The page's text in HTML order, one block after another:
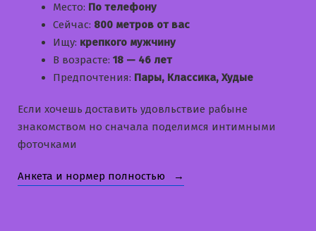
Место: По телефону
Сейчас: 800 метров от вас
Ищу: крепкого мужчину
В возрасте: 18 — 46 лет
Предпочтения: Пары, Классика, Худые
Если хочешь доставить удовльствие рабыне
знакомством но сначала поделимся интимными
фоточками
Анкета и нормер полностью «Наташа»